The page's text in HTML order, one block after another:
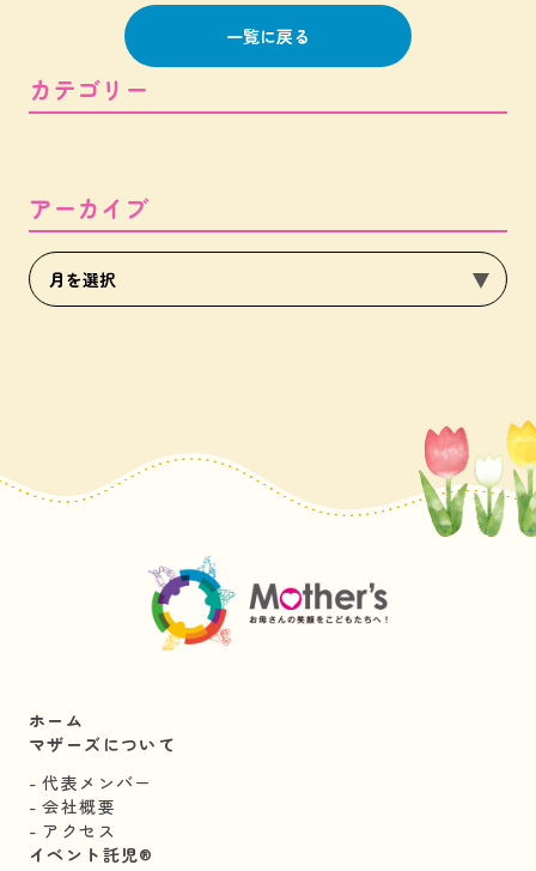
一覧に戻る
カテゴリー
アーカイブ
ホーム
マザーズについて
代表メンバー
会社概要
アクセス
イベント託児®︎